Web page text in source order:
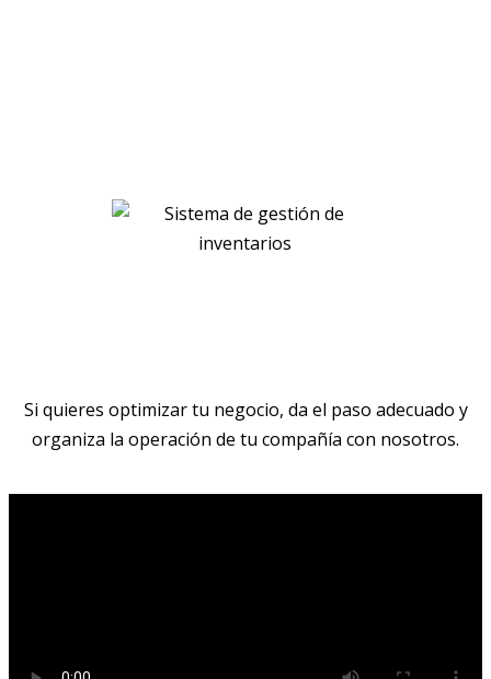
Si quieres optimizar tu negocio, da el paso adecuado y
organiza la operación de tu compañía con nosotros.